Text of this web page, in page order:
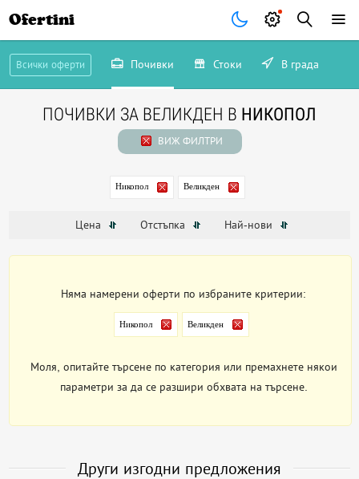
Ofertini
Всички оферти Почивки Стоки В града
ПОЧИВКИ ЗА ВЕЛИКДЕН В НИКОПОЛ
ВИЖ ФИЛТРИ
Никопол Великден
Цена Отстъпка Най-нови
Няма намерени оферти по избраните критерии:
Никопол Великден
Моля, опитайте търсене по категория или премахнете някои
параметри за да се разшири обхвата на търсене.
Други изгодни предложения